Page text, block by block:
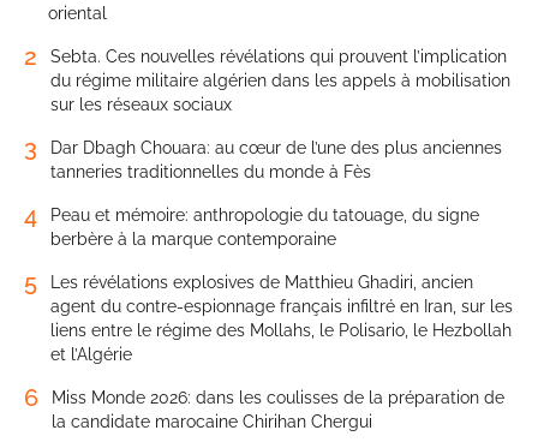
oriental
2
Sebta. Ces nouvelles révélations qui prouvent l’implication
du régime militaire algérien dans les appels à mobilisation
sur les réseaux sociaux
3
Dar Dbagh Chouara: au cœur de l’une des plus anciennes
tanneries traditionnelles du monde à Fès
4
Peau et mémoire: anthropologie du tatouage, du signe
berbère à la marque contemporaine
5
Les révélations explosives de Matthieu Ghadiri, ancien
agent du contre-espionnage français infiltré en Iran, sur les
liens entre le régime des Mollahs, le Polisario, le Hezbollah
et l’Algérie
6
Miss Monde 2026: dans les coulisses de la préparation de
la candidate marocaine Chirihan Chergui